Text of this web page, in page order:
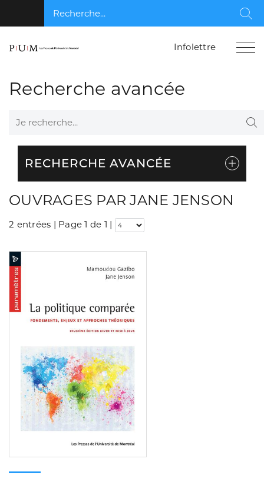
Recherche...
Infolettre
Recherche avancée
Je recherche...
RECHERCHE AVANCÉE
OUVRAGES PAR JANE JENSON
2 entrées | Page 1 de 1 |